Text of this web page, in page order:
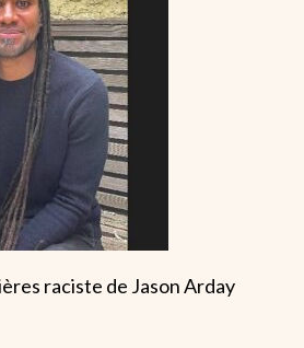
raciste de Jason Arday